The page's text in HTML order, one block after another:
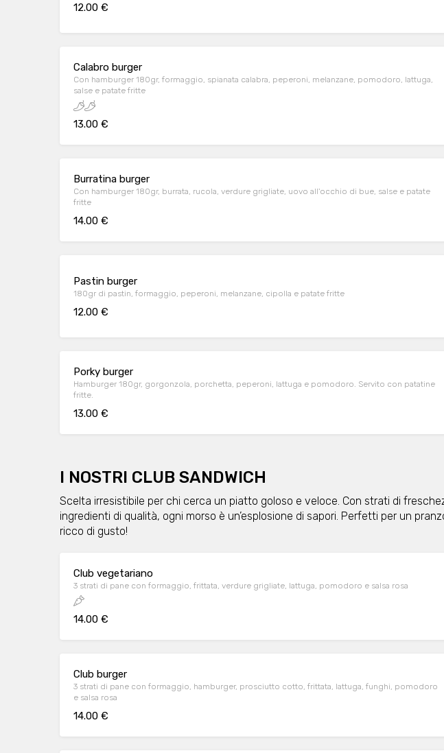
12.00 €
Calabro burger
Con hamburger 180gr, formaggio, spianata calabra, peperoni, melanzane, pomodoro, lattuga,
salse e patate fritte
13.00 €
Burratina burger
Con hamburger 180gr, burrata, rucola, verdure grigliate, uovo all'occhio di bue, salse e patate
fritte
14.00 €
Pastin burger
180gr di pastin, formaggio, peperoni, melanzane, cipolla e patate fritte
12.00 €
Porky burger
Hamburger 180gr, gorgonzola, porchetta, peperoni, lattuga e pomodoro. Servito con patatine
fritte.
13.00 €
I NOSTRI CLUB SANDWICH
Scelta irresistibile per chi cerca un piatto goloso e veloce. Con strati di
ingredienti di qualità, ogni morso è un’esplosione di sapori. Perfetti per un
ricco di gusto!
Club vegetariano
3 strati di pane con formaggio, frittata, verdure grigliate, lattuga, pomodoro e salsa rosa
14.00 €
Club burger
3 strati di pane con formaggio, hamburger, prosciutto cotto, frittata, lattuga, funghi, pomodoro
e salsa rosa
14.00 €